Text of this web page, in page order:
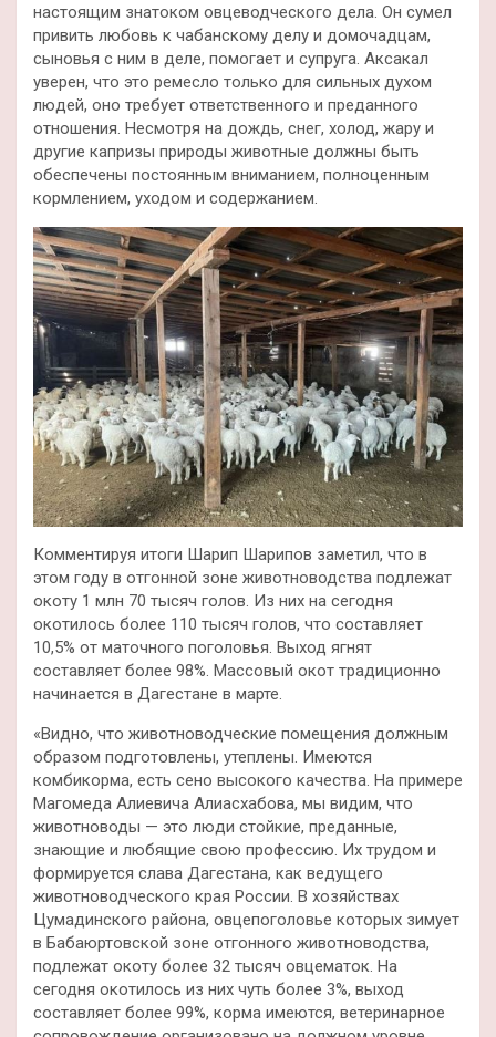
настоящим знатоком овцеводческого дела. Он сумел
привить любовь к чабанскому делу и домочадцам,
сыновья с ним в деле, помогает и супруга. Аксакал
уверен, что это ремесло только для сильных духом
людей, оно требует ответственного и преданного
отношения. Несмотря на дождь, снег, холод, жару и
другие капризы природы животные должны быть
обеспечены постоянным вниманием, полноценным
кормлением, уходом и содержанием.
Комментируя итоги Шарип Шарипов заметил, что в
этом году в отгонной зоне животноводства подлежат
окоту 1 млн 70 тысяч голов. Из них на сегодня
окотилось более 110 тысяч голов, что составляет
10,5% от маточного поголовья. Выход ягнят
составляет более 98%. Массовый окот традиционно
начинается в Дагестане в марте.
«Видно, что животноводческие помещения должным
образом подготовлены, утеплены. Имеются
комбикорма, есть сено высокого качества. На примере
Магомеда Алиевича Алиасхабова, мы видим, что
животноводы — это люди стойкие, преданные,
знающие и любящие свою профессию. Их трудом и
формируется слава Дагестана, как ведущего
животноводческого края России. В хозяйствах
Цумадинского района, овцепоголовье которых зимует
в Бабаюртовской зоне отгонного животноводства,
подлежат окоту более 32 тысяч овцематок. На
сегодня окотилось из них чуть более 3%, выход
составляет более 99%, корма имеются, ветеринарное